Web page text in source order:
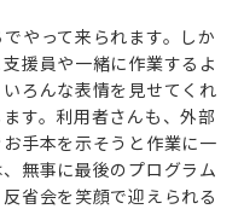
やって来られます。しか
援員や一緒に作業するよ
ろんな表情を見せてくれ
す。利用者さんも、外部
手本を示そうと作業に一
無事に最後のプログラム
省会を笑顔で迎えられる